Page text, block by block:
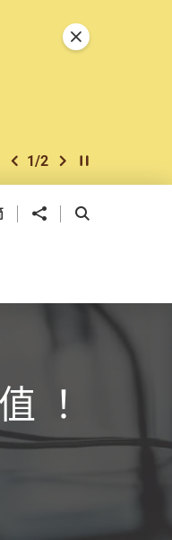
上一個
1/2 下一個開始/暫停幻燈
關閉特別通告
分享到 開啟搜尋框
！